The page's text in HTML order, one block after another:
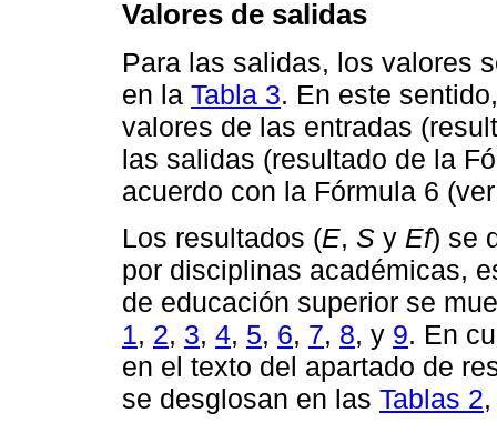
Valores de salidas
Para las salidas, los valores
en la Tabla 3. En este
valores de las entradas
las salidas (resultado de la
acuerdo con la Fórmula 6
Los resultados (E, S y Ef) se
por disciplinas académicas,
de educación superior se
1, 2, 3, 4, 5, 6, 7, 8, y 9. En
en el texto del apartado de
se desglosan en las Tablas 2